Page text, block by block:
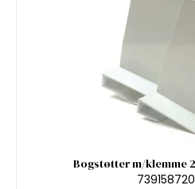
Bogstøtter m/klemme